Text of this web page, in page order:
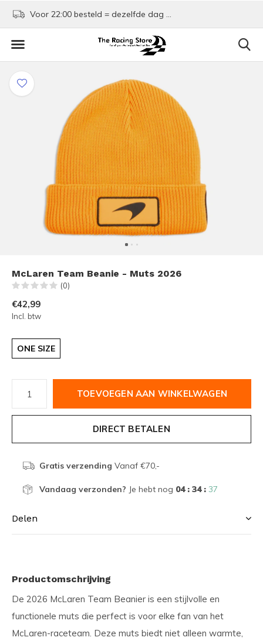
Voor 22:00 besteld = dezelfde dag verzonden!
McLaren Team Beanie - Muts 2026
(0)
€42,99
Incl. btw
ONE SIZE
TOEVOEGEN AAN WINKELWAGEN
DIRECT BETALEN
Gratis verzending Vanaf €70,-
Vandaag verzonden? Je hebt nog 04 : 34 : 36
Delen
Productomschrijving
De 2026 McLaren Team Beanier is een stijlvolle en
functionele muts die perfect is voor elke fan van het
McLaren-raceteam. Deze muts biedt niet alleen warmte,